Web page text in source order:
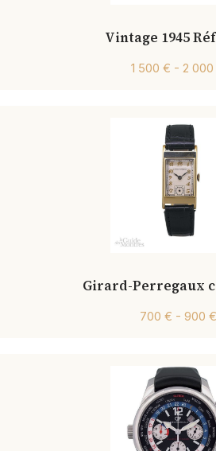
Vintage 1945
1 500 € - 2
Girard-Perregaux
700 € - 900 €